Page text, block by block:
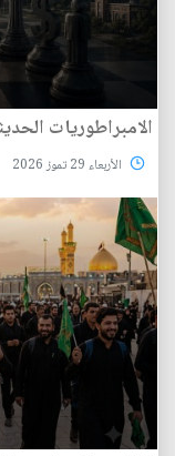
الامبراطوريات
الأربعاء 29 تموز 2026